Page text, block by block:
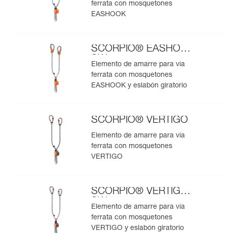
ferrata con mosquetones
EASHOOK
SCORPIO® EASHOOK
SW
Elemento de amarre para vía
ferrata con mosquetones
EASHOOK y eslabón giratorio
SCORPIO® VERTIGO
Elemento de amarre para vía
ferrata con mosquetones
VERTIGO
SCORPIO® VERTIGO
SW
Elemento de amarre para vía
ferrata con mosquetones
VERTIGO y eslabón giratorio